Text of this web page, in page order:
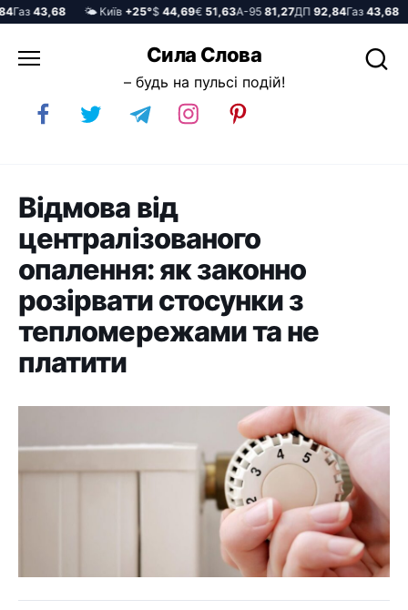
43,68 🌤️ Київ+25°$44,69€51,63А-9581,27ДП92,84Газ43,68 🌤️
до
Сила Слова
– будь на пульсі подій!
Відмова від
централізованого
опалення: як законно
розірвати стосунки з
тепломережами та не
платити